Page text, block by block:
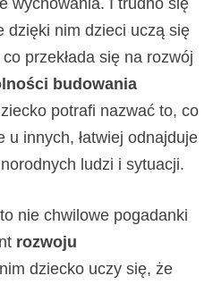
dzięki nim dzieci uczą się
przekłada się na rozwój
budowania
potrafi nazwać to, co
u innych, łatwiej odnajduje
ludzi i sytuacji.
to nie chwilowe pogadanki
rozwoju
dziecko uczy się, że